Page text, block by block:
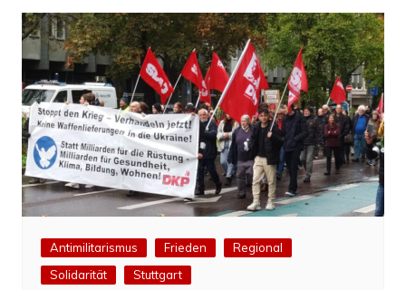
Antimilitarismus Frieden
Regional
Solidarität
Stuttgart